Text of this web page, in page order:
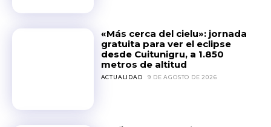
«Más cerca del cielu»: jornada
gratuita para ver el eclipse
desde Cuitunigru, a 1.850
metros de altitud
ACTUALIDAD 9 DE AGOSTO DE 2026